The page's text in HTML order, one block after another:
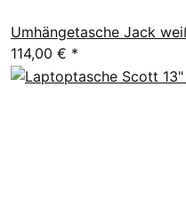
Umhängetasche Jack
114,00 € *